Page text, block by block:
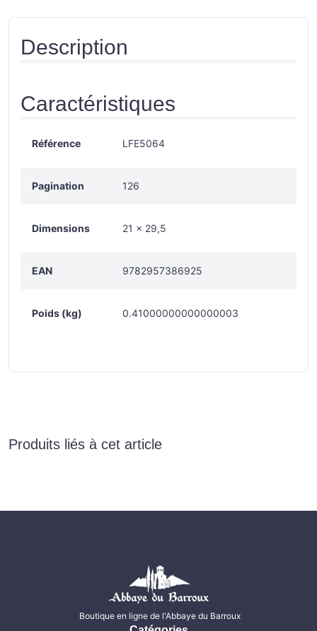
Description
Caractéristiques
Référence LFE5064
Pagination 126
Dimensions 21 × 29,5
EAN 9782957386925
Poids (kg) 0.41000000000000003
Produits liés à cet article
Boutique en ligne de l'Abbaye du Barroux